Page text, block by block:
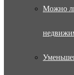
Можно